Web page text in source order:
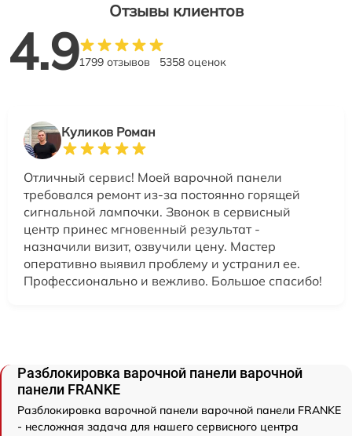
Отзывы клиентов
4.91799 отзывов 5358 оценок
Куликов Роман
Отличный сервис! Моей варочной панели
требовался ремонт из-за постоянно горящей
сигнальной лампочки. Звонок в сервисный
центр принес мгновенный результат -
назначили визит, озвучили цену. Мастер
оперативно выявил проблему и устранил ее.
Профессионально и вежливо. Большое спасибо!
Разблокировка варочной панели варочной
панели FRANKE
Разблокировка варочной панели варочной панели FRANKE
- несложная задача для нашего сервисного центра